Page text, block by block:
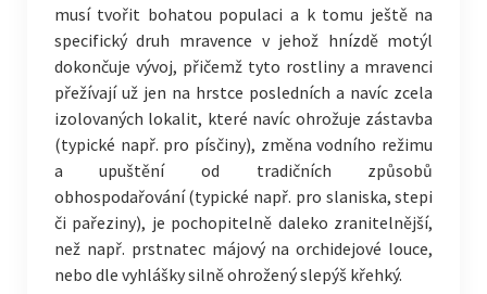
musí tvořit bohatou populaci a k tomu ještě na
specifický druh mravence v jehož hnízdě motýl
dokončuje vývoj, přičemž tyto rostliny a mravenci
přežívají už jen na hrstce posledních a navíc zcela
izolovaných lokalit, které navíc ohrožuje zástavba
(typické např. pro písčiny), změna vodního režimu
a upuštění od tradičních způsobů
obhospodařování (typické např. pro slaniska, stepi
či pařeziny), je pochopitelně daleko zranitelnější,
než např. prstnatec májový na orchidejové louce,
nebo dle vyhlášky silně ohrožený slepýš křehký.